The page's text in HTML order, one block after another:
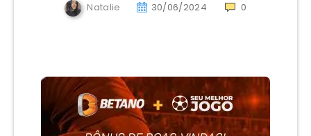
Natalie 30/06/2024 0